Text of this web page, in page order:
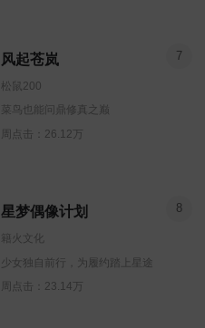
风起苍岚
松鼠200
菜鸟也能问鼎修真之巅
周点击：26.12万
7
星梦偶像计划
籍火文化
少女独自前行，为履约踏上星途
周点击：23.14万
8